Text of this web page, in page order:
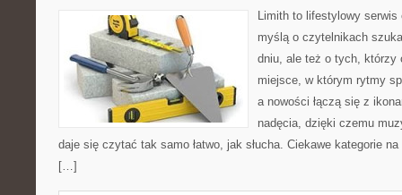
Limith to lifestylowy
myślą o czytelnikach
dniu, ale też o tych, którzy
miejsce, w którym rytmy
a nowości łączą się z
nadęcia, dzięki czemu
daje się czytać tak samo łatwo, jak słucha. Ciekawe kategorie
[…]